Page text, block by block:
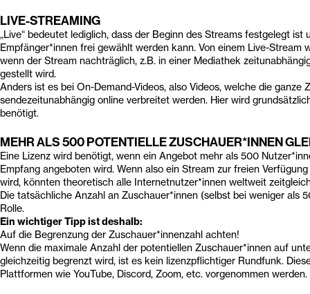
LIVE-STREAMING
„Live“ bedeutet lediglich, dass der Beginn des Streams festgelegt ist
Empfänger*innen frei gewählt werden kann. Von einem Live-Stream
wenn der Stream nachträglich, z.B. in einer Mediathek
gestellt wird.
Anders ist es bei On-Demand-Videos, also Videos, welche die ganze
sendezeitunabhängig online verbreitet werden. Hier wird
benötigt.
MEHR ALS 500 POTENTIELLE ZUSCHAUER*INNEN
Eine Lizenz wird benötigt, wenn ein Angebot mehr als 500
Empfang angeboten wird. Wenn also ein Stream zur freien
wird, könnten theoretisch alle Internetnutzer*innen weltweit
Die tatsächliche Anzahl an Zuschauer*innen (selbst bei weniger als
Rolle.
Ein wichtiger Tipp ist deshalb:
Auf die Begrenzung der Zuschauer*innenzahl achten!
Wenn die maximale Anzahl der potentiellen Zuschauer*innen auf
gleichzeitig begrenzt wird, ist es kein lizenzpflichtiger Rundfunk.
Plattformen wie YouTube, Discord, Zoom, etc. vorgenommen werden.